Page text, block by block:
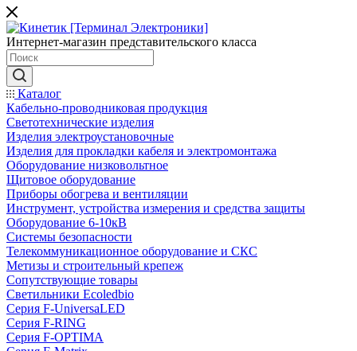
Интернет-магазин представительского класса
Каталог
Кабельно-проводниковая продукция
Светотехнические изделия
Изделия электроустановочные
Изделия для прокладки кабеля и электромонтажа
Оборудование низковольтное
Щитовое оборудование
Приборы обогрева и вентиляции
Инструмент, устройства измерения и средства защиты
Оборудование 6-10кВ
Системы безопасности
Телекоммуникационное оборудование и СКС
Метизы и строительный крепеж
Сопутствующие товары
Светильники Ecoledbio
Серия F-UniversaLED
Серия F-RING
Серия F-OPTIMA